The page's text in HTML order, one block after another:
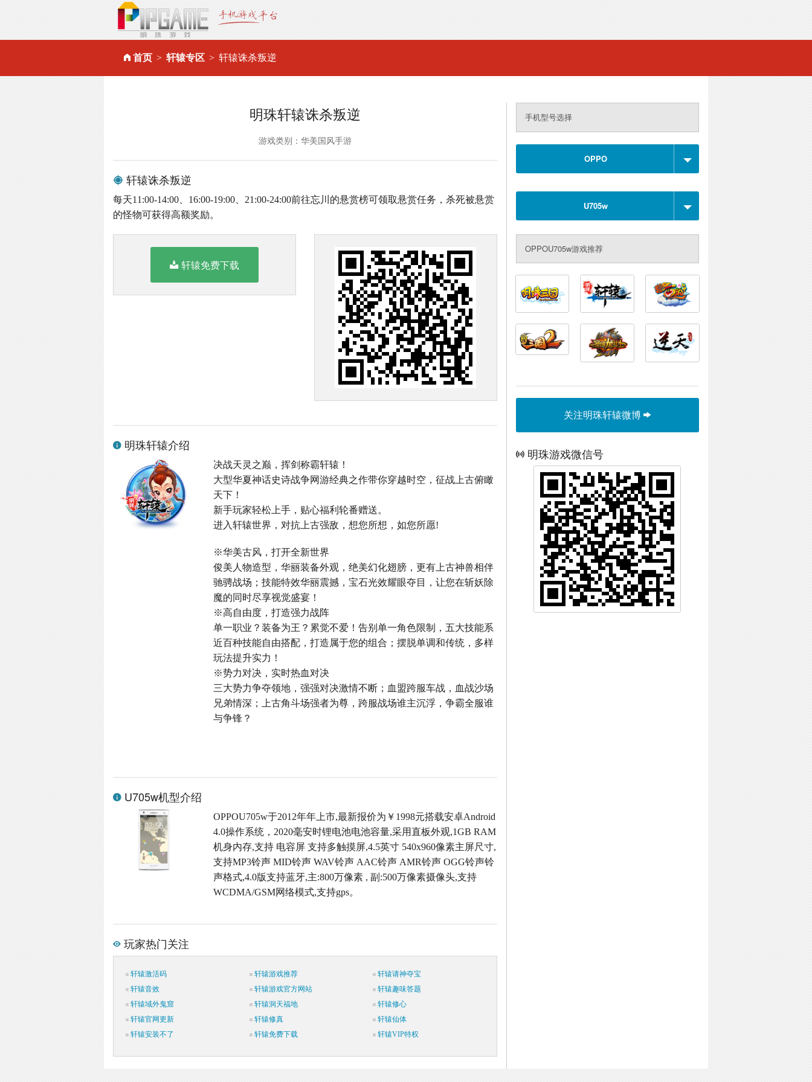
首页 轩辕专区 轩辕诛杀叛逆
明珠轩辕诛杀叛逆
游戏类别：华美国风手游
轩辕诛杀叛逆
每天11:00-14:00、16:00-19:00、21:00-24:00前往忘川的悬赏榜可领取悬赏任务，杀死被悬赏
的怪物可获得高额奖励。
轩辕免费下载
明珠轩辕介绍
决战天灵之巅，挥剑称霸轩辕！
大型华夏神话史诗战争网游经典之作带你穿越时空，征战上古俯瞰
天下！
新手玩家轻松上手，贴心福利轮番赠送。
进入轩辕世界，对抗上古强敌，想您所想，如您所愿!
※华美古风，打开全新世界
俊美人物造型，华丽装备外观，绝美幻化翅膀，更有上古神兽相伴
驰骋战场；技能特效华丽震撼，宝石光效耀眼夺目，让您在斩妖除
魔的同时尽享视觉盛宴！
※高自由度，打造强力战阵
单一职业？装备为王？累觉不爱！告别单一角色限制，五大技能系
近百种技能自由搭配，打造属于您的组合；摆脱单调和传统，多样
玩法提升实力！
※势力对决，实时热血对决
三大势力争夺领地，强强对决激情不断；血盟跨服车战，血战沙场
兄弟情深；上古角斗场强者为尊，跨服战场谁主沉浮，争霸全服谁
与争锋？
U705w机型介绍
OPPOU705w于2012年年上市,最新报价为￥1998元搭载安卓Android
4.0操作系统，2020毫安时锂电池电池容量,采用直板外观,1GB RAM
机身内存,支持 电容屏 支持多触摸屏,4.5英寸 540x960像素主屏尺寸,
支持MP3铃声 MID铃声 WAV铃声 AAC铃声 AMR铃声 OGG铃声铃
声格式,4.0版支持蓝牙,主:800万像素 , 副:500万像素摄像头,支持
WCDMA/GSM网络模式,支持gps。
玩家热门关注
轩辕激活码 轩辕游戏推荐
轩辕请神夺宝
轩辕音效
轩辕游戏官方网站
轩辕趣味答题
轩辕域外鬼窟
轩辕洞天福地
轩辕修心
轩辕官网更新
轩辕修真
轩辕仙体
轩辕安装不了
轩辕免费下载 轩辕VIP特权
手机型号选择
OPPO
U705w
OPPOU705w游戏推荐
关注明珠轩辕微博
明珠游戏微信号